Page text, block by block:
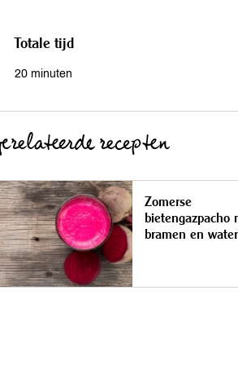
Totale tijd
20 minuten
recepten
Zomerse
bietengazpacho
bramen en